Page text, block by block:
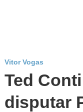
Vitor Vogas
Ted
disputar